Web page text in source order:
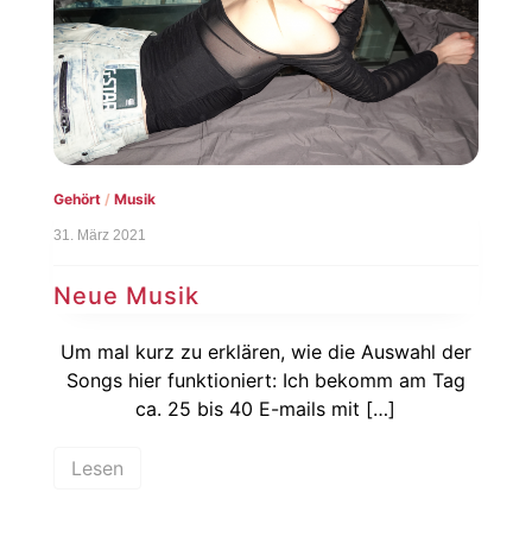
Gehört/ Musik
31. März 2021
Neue Musik
Um mal kurz zu erklären, wie die Auswahl der
Songs hier funktioniert: Ich bekomm am Tag
ca. 25 bis 40 E-mails mit […]
Lesen